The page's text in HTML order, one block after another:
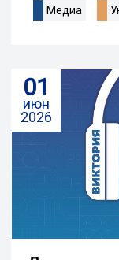
Медиа
01
июн
2026